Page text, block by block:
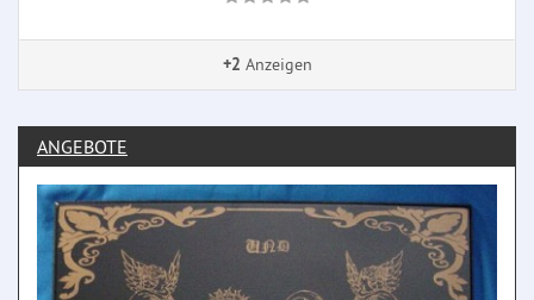
+2 Anzeigen
ANGEBOTE